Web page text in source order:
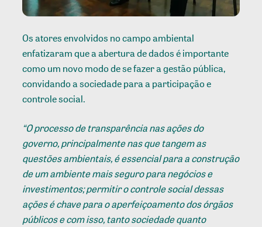
Os atores envolvidos no campo ambiental
enfatizaram que a abertura de dados é importante
como um novo modo de se fazer a gestão pública,
convidando a sociedade para a participação e
controle social.
“O processo de transparência nas ações do
governo, principalmente nas que tangem as
questões ambientais, é essencial para a construção
de um ambiente mais seguro para negócios e
investimentos; permitir o controle social dessas
ações é chave para o aperfeiçoamento dos órgãos
públicos e com isso, tanto sociedade quanto